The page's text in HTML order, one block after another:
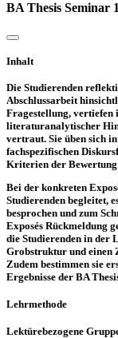
BA Thesis Seminar
Inhalt
Die Studierenden
Abschlussarbeit
Fragestellung, vertiefen
literaturanalytischer
vertraut. Sie üben sich
fachspezifischen
Kriterien der Bewertung
Bei der konkreten
Studierenden begleitet,
besprochen und zum
Exposés Rückmeldung
die Studierenden in der
Grobstruktur und einen
Zudem bestimmen sie
Ergebnisse der BA
Lehrmethode
Lektürebezogene